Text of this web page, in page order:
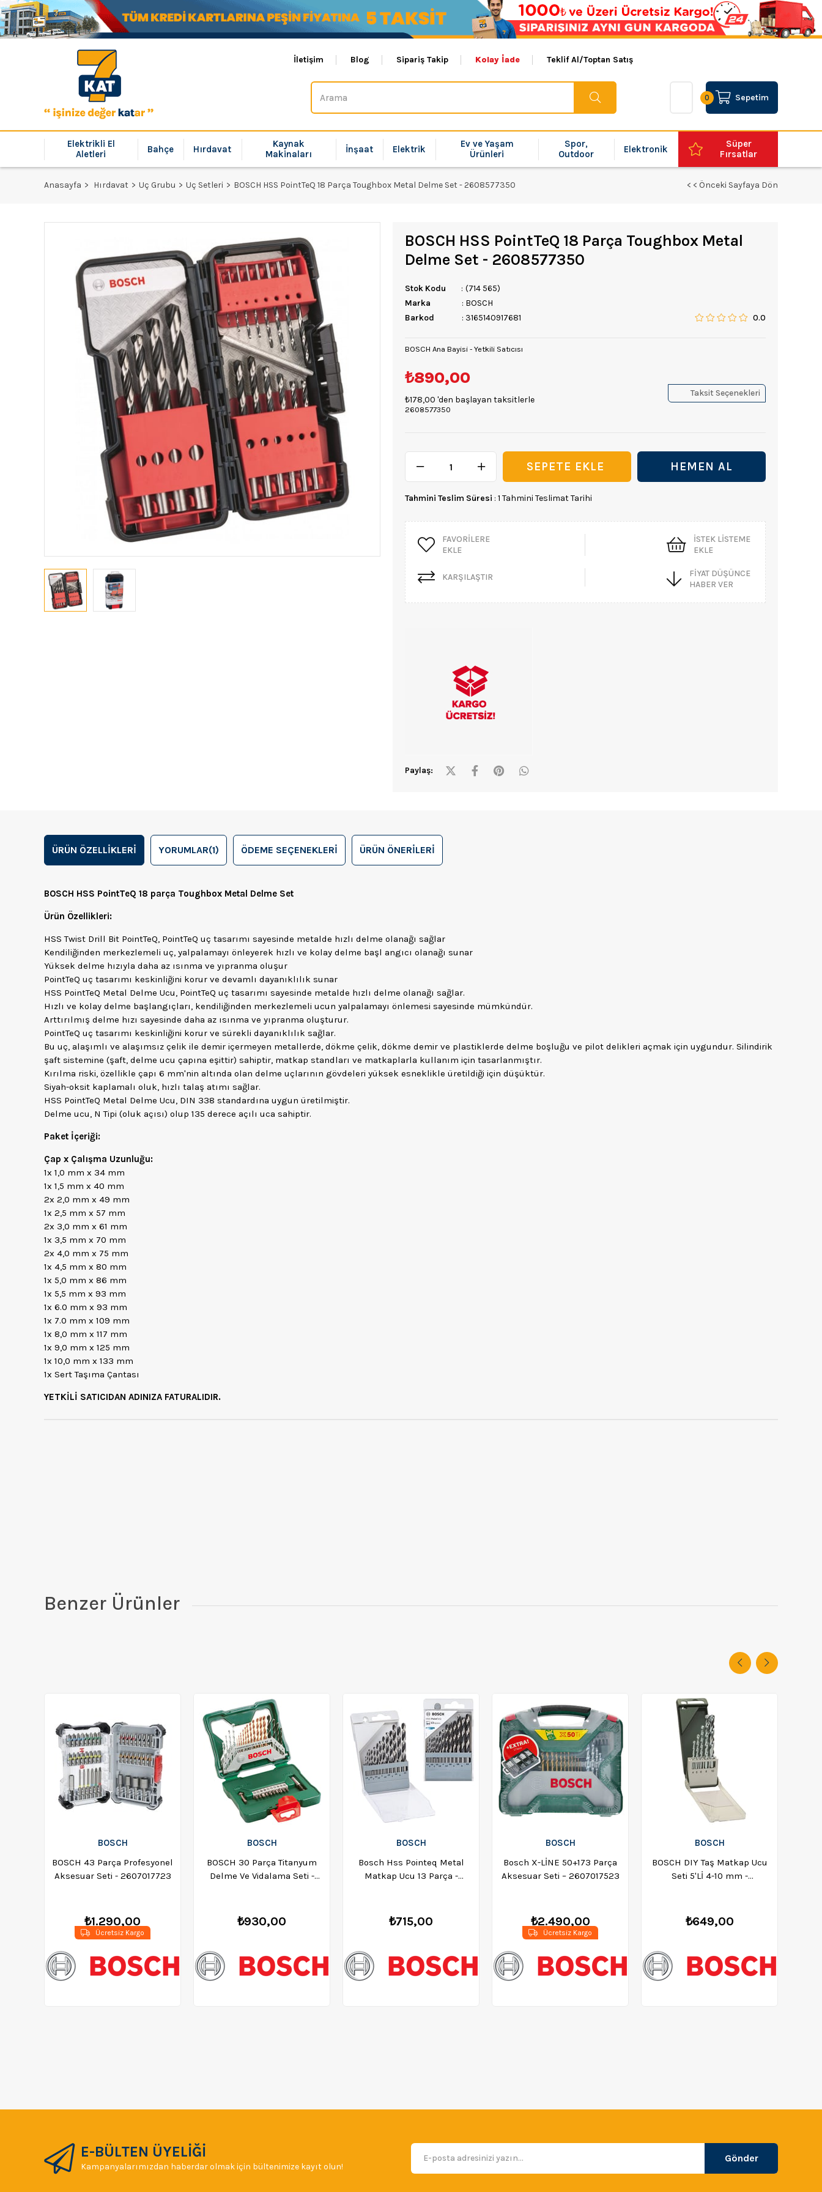
İletişim Blog Sipariş Takip Kolay İade Teklif Al/Toptan Satış
Sepetim
0
Elektrikli El
Aletleri
Bahçe Hırdavat
Kaynak
Makinaları
İnşaat Elektrik
Ev ve Yaşam
Ürünleri
Spor,
Outdoor
Elektronik
Süper
Fırsatlar
Anasayfa Hırdavat Uç Grubu Uç Setleri BOSCH HSS PointTeQ 18 Parça Toughbox Metal Delme Set - 2608577350 < < Önceki Sayfaya Dön
BOSCH HSS PointTeQ 18 Parça Toughbox Metal
Delme Set - 2608577350
Stok Kodu
(714 565)
Marka
: BOSCH
Barkod
: 3165140917681 0.0
BOSCH Ana Bayisi - Yetkili Satıcısı
₺890,00
₺178,00 'den başlayan taksitlerle
2608577350
Taksit Seçenekleri
Tahmini Teslim Süresi : 1 Tahmini Teslimat Tarihi
FAVORILERE
EKLE
İSTEK LISTEME
EKLE
KARŞILAŞTIR
FIYAT DÜŞÜNCE
HABER VER
Paylaş:
ÜRÜN ÖZELLIKLERI YORUMLAR(1) ÖDEME SEÇENEKLERI ÜRÜN ÖNERILERI
BOSCH HSS PointTeQ 18 parça Toughbox Metal Delme Set
Ürün Özellikleri:
HSS Twist Drill Bit PointTeQ, PointTeQ uç tasarımı sayesinde metalde hızlı delme olanağı sağlar
Kendiliğinden merkezlemeli uç, yalpalamayı önleyerek hızlı ve kolay delme başl angıcı olanağı sunar
Yüksek delme hızıyla daha az ısınma ve yıpranma oluşur
PointTeQ uç tasarımı keskinliğini korur ve devamlı dayanıklılık sunar
HSS PointTeQ Metal Delme Ucu, PointTeQ uç tasarımı sayesinde metalde hızlı delme olanağı sağlar.
Hızlı ve kolay delme başlangıçları, kendiliğinden merkezlemeli ucun yalpalamayı önlemesi sayesinde mümkündür.
Arttırılmış delme hızı sayesinde daha az ısınma ve yıpranma oluşturur.
PointTeQ uç tasarımı keskinliğini korur ve sürekli dayanıklılık sağlar.
Bu uç, alaşımlı ve alaşımsız çelik ile demir içermeyen metallerde, dökme çelik, dökme demir ve plastiklerde delme boşluğu ve pilot delikleri açmak için uygundur. Silindirik
şaft sistemine (şaft, delme ucu çapına eşittir) sahiptir, matkap standları ve matkaplarla kullanım için tasarlanmıştır.
Kırılma riski, özellikle çapı 6 mm'nin altında olan delme uçlarının gövdeleri yüksek esneklikle üretildiği için düşüktür.
Siyah-oksit kaplamalı oluk, hızlı talaş atımı sağlar.
HSS PointTeQ Metal Delme Ucu, DIN 338 standardına uygun üretilmiştir.
Delme ucu, N Tipi (oluk açısı) olup 135 derece açılı uca sahiptir.
Paket İçeriği:
Çap x Çalışma Uzunluğu:
1x 1,0 mm x 34 mm
1x 1,5 mm x 40 mm
2x 2,0 mm x 49 mm
1x 2,5 mm x 57 mm
2x 3,0 mm x 61 mm
1x 3,5 mm x 70 mm
2x 4,0 mm x 75 mm
1x 4,5 mm x 80 mm
1x 5,0 mm x 86 mm
1x 5,5 mm x 93 mm
1x 6.0 mm x 93 mm
1x 7.0 mm x 109 mm
1x 8,0 mm x 117 mm
1x 9,0 mm x 125 mm
1x 10,0 mm x 133 mm
1x Sert Taşıma Çantası
YETKİLİ SATICIDAN ADINIZA FATURALIDIR.
Benzer Ürünler
BOSCH
BOSCH 43 Parça Profesyonel
Aksesuar Seti - 2607017723
₺1.290,00
Ücretsiz Kargo
BOSCH
BOSCH 30 Parça Titanyum
Delme Ve Vidalama Seti -
₺930,00
BOSCH
Bosch Hss Pointeq Metal
Matkap Ucu 13 Parça -
₺715,00
BOSCH
Bosch X-LİNE 50+173 Parça
Aksesuar Seti – 2607017523
₺2.490,00
Ücretsiz Kargo
BOSCH
BOSCH DIY Taş Matkap Ucu
Seti 5'Lİ 4-10 mm -
₺649,00
E-BÜLTEN ÜYELİĞİ
Kampanyalarımızdan haberdar olmak için bültenimize kayıt olun!
Gönder